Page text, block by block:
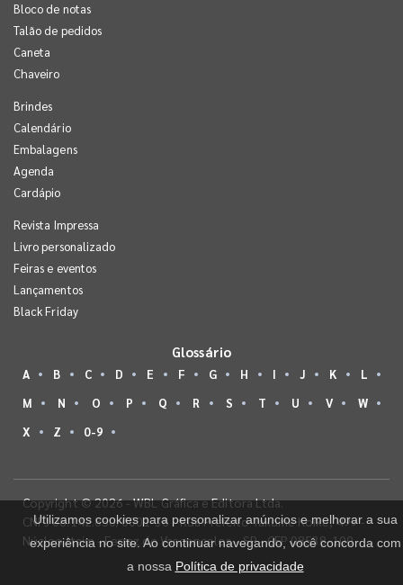
Bloco de notas
Talão de pedidos
Caneta
Chaveiro
Brindes
Calendário
Embalagens
Agenda
Cardápio
Revista Impressa
Livro personalizado
Feiras e eventos
Lançamentos
Black Friday
Glossário
A B C D E F G H I J K
L
M
N O P Q R S T U V
W
X
Z 0-9
Copyright © 2026 - WBL Gráfica e Editora Ltda.
CNPJ 08.142.850/0001-36 - Rua Prefeito Takume Koike, 499 -
Núcleo Itaim - Ferraz de Vasconcelos - SP - CEP 08538-100
Utilizamos cookies para personalizar anúncios e melhorar a sua
experiência no site. Ao continuar navegando, você concorda com
a nossa Política de privacidade